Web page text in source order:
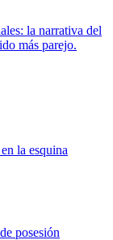
la narrativa del
más parejo.
la esquina
posesión